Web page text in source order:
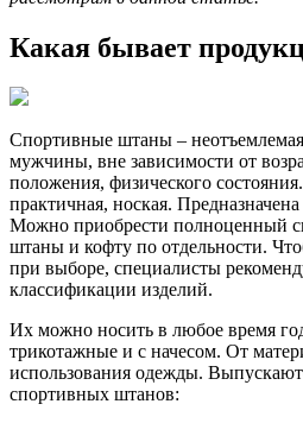
Какая бывает
Спортивные штаны –
мужчины, вне зависимости от
положения, физического
практичная, ноская.
Можно приобрести полноценный
штаны и кофту по отдельности.
при выборе, специалисты
классификации изделий.
Их можно носить в любое время
трикотажные и с начесом. От
использования одежды.
спортивных штанов: